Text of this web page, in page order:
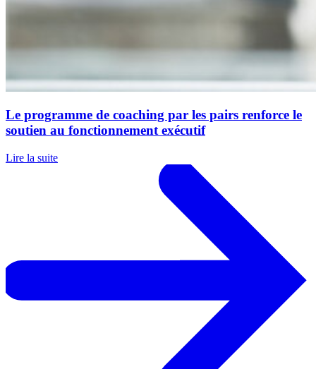
Le programme de coaching par les pairs renforce le
soutien au fonctionnement exécutif
Lire la suite